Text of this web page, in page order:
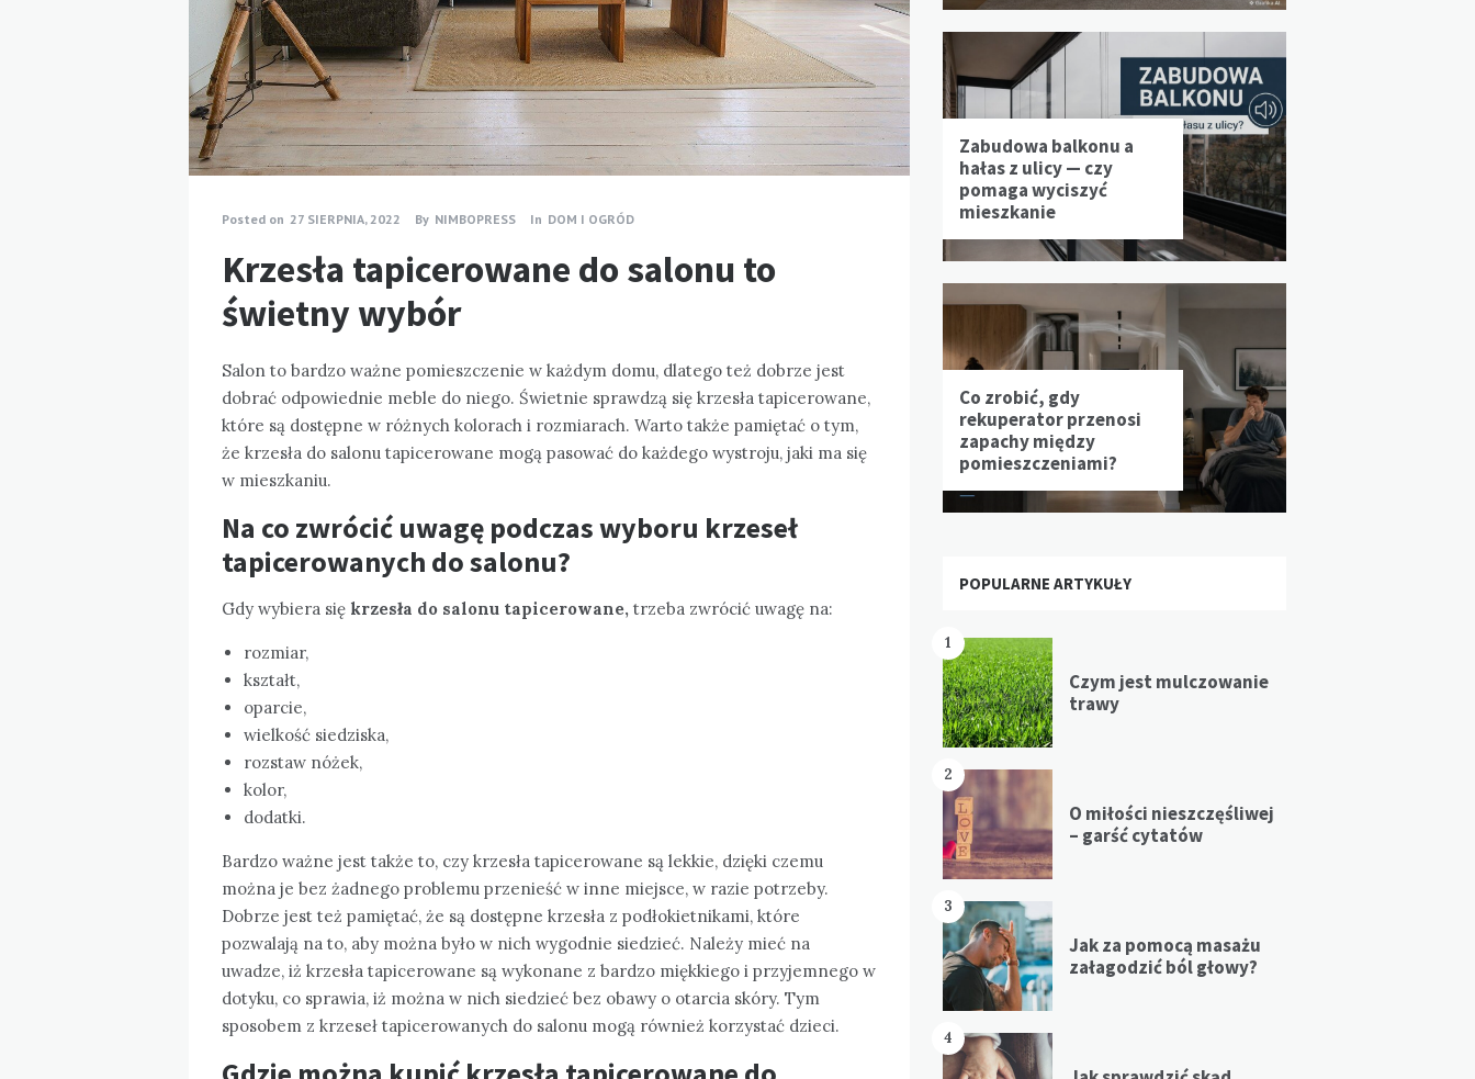
Posted on 27 SIERPNIA, 2022 By NIMBOPRESS In DOM I OGRÓD
Krzesła tapicerowane do salonu to
świetny wybór
Salon to bardzo ważne pomieszczenie w każdym domu, dlatego też dobrze jest
dobrać odpowiednie meble do niego. Świetnie sprawdzą się krzesła tapicerowane,
które są dostępne w różnych kolorach i rozmiarach. Warto także pamiętać o tym,
że krzesła do salonu tapicerowane mogą pasować do każdego wystroju, jaki ma się
w mieszkaniu.
Na co zwrócić uwagę podczas wyboru krzeseł
tapicerowanych do salonu?
Gdy wybiera się krzesła do salonu tapicerowane, trzeba zwrócić uwagę na:
rozmiar,
kształt,
oparcie,
wielkość siedziska,
rozstaw nóżek,
kolor,
dodatki.
Bardzo ważne jest także to, czy krzesła tapicerowane są lekkie, dzięki czemu
można je bez żadnego problemu przenieść w inne miejsce, w razie potrzeby.
Dobrze jest też pamiętać, że są dostępne krzesła z podłokietnikami, które
pozwalają na to, aby można było w nich wygodnie siedzieć. Należy mieć na
uwadze, iż krzesła tapicerowane są wykonane z bardzo miękkiego i przyjemnego w
dotyku, co sprawia, iż można w nich siedzieć bez obawy o otarcia skóry. Tym
sposobem z krzeseł tapicerowanych do salonu mogą również korzystać dzieci.
Zabudowa balkonu a
hałas z ulicy — czy
pomaga wyciszyć
mieszkanie
Co zrobić, gdy
rekuperator przenosi
zapachy między
pomieszczeniami?
POPULARNE ARTYKUŁY
1
Czym jest mulczowanie
trawy
2
O miłości nieszczęśliwej
– garść cytatów
3
Jak za pomocą masażu
załagodzić ból głowy?
4